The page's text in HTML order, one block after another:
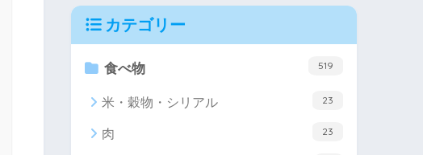
カテゴリー
食べ物 519
米・穀物・シリアル 23
肉 23